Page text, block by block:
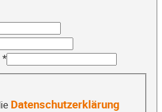
*
Datenschutzerklärung